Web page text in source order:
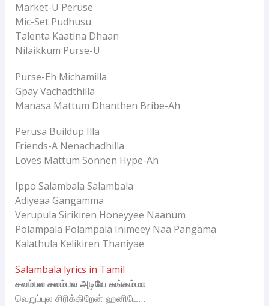
Market-U Peruse
Mic-Set Pudhusu
Talenta Kaatina Dhaan
Nilaikkum Purse-U
Purse-Eh Michamilla
Gpay Vachadthilla
Manasa Mattum Dhanthen Bribe-Ah
Perusa Buildup Illa
Friends-A Nenachadhilla
Loves Mattum Sonnen Hype-Ah
Ippo Salambala Salambala
Adiyeaa Gangamma
Verupula Sirikiren Honeyyee Naanum
Polampala Polampala Inimeey Naa Pangama
Kalathula Kelikiren Thaniyae
Salambala lyrics in Tamil
சலம்பல சலம்பல அடியே கங்கம்மா
வெறுப்புல சிரிக்கிறேன் ஹனியே…